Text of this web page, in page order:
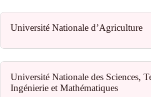
Université Nationale d’Agriculture
Université Nationale des Sciences,
Ingénierie et Mathématiques